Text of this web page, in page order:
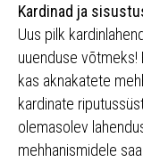
Kardinad ja
Uus pilk
uuenduse võtmeks!
kas aknakatete
kardinate
olemasolev
mehhanismidele